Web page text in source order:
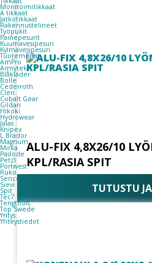
Monitoimitikkaat
A tikkaat
Jatkotikkaat
Rakennustelineet
Työpukit
Painepesurit
Kuumavesipesuri
Kylmävesipesuri
Tuotemerkit
AmPro
Armytek
Blåkläder
Bolle
Cederroth
Clen
Cobalt Gear
Gildan
Hikoki
Hydrowear
Jalas
Knipex
L.Brador
Magnum
Mirka
Paslode
Petzl
Portwest
Ruko
Senco
Sievi
Spit
Tec7
Tengtools
Top Swede
Yritys
Yhteystiedot
ALU-FIX 4,8X26/10
KPL/RASIA SPIT
TUTUSTU